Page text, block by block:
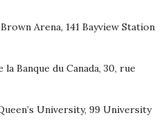
Arena, 141 Bayview Station
Banque du Canada, 30, rue
University, 99 University